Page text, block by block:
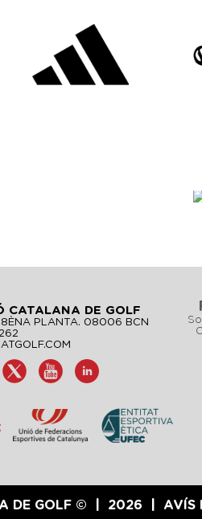
CATALANA DE GOLF
PLANTA. 08006 BCN
DE GOLF © 2026 AVÍS